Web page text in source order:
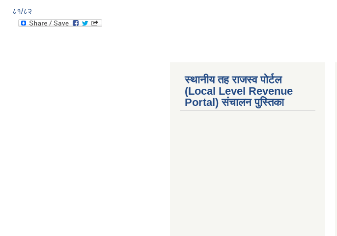
८१/८२
स्थानीय तह राजस्व पोर्टल
(Local Level Revenue
Portal) संचालन पुस्तिका